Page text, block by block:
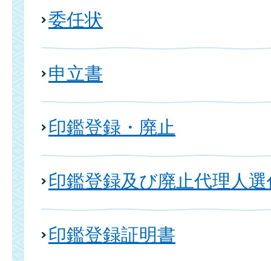
委任状
申立書
印鑑登録・廃止
印鑑登録及び廃止代理人
印鑑登録証明書